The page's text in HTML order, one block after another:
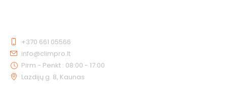
+370 661 05566
info@climpro.lt
Pirm - Penkt : 08:00 - 17:00
Lazdijų g. 8, Kaunas